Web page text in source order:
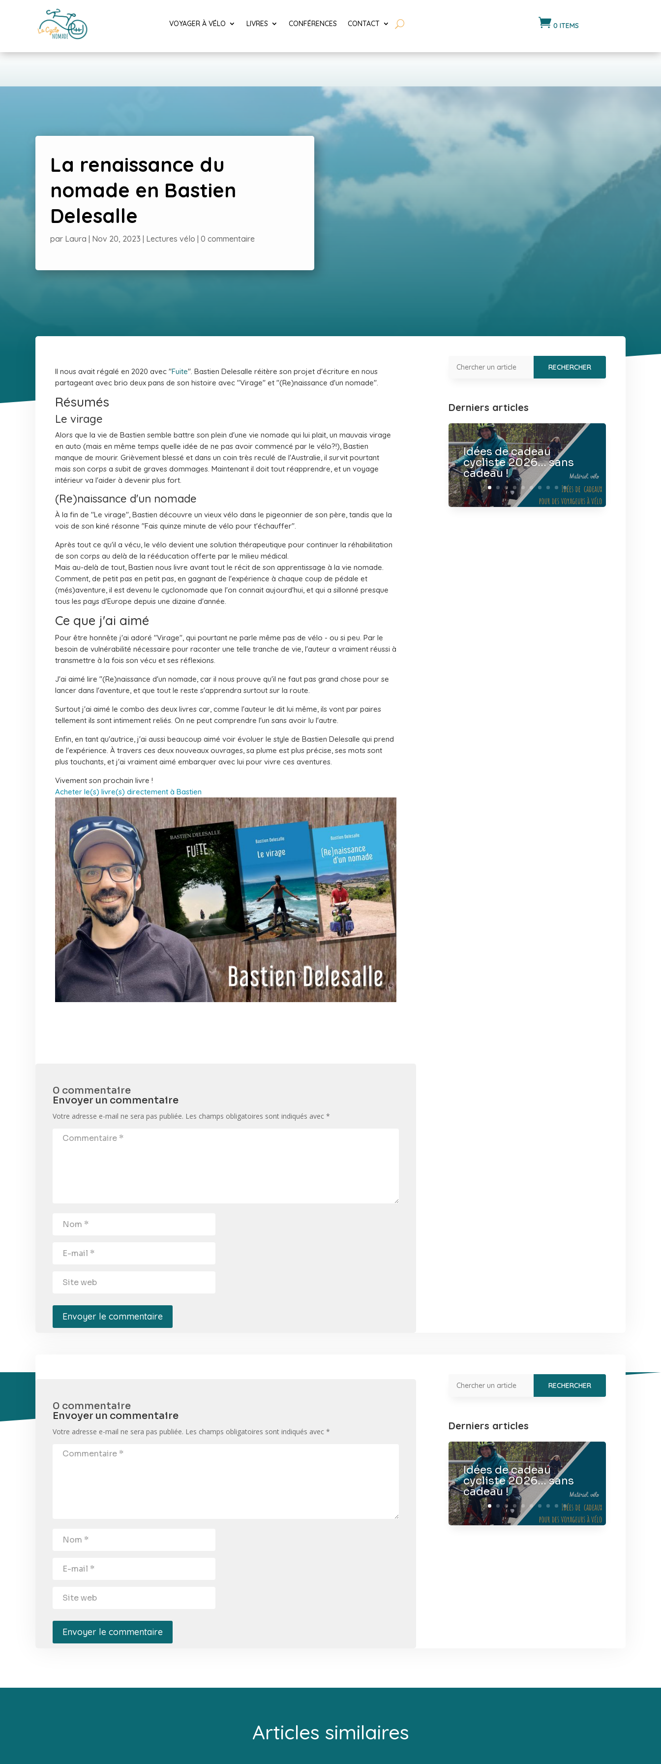
VOYAGER À VÉLO LIVRES CONFÉRENCES CONTACT  0 ITEMS
La renaissance du
nomade en Bastien
Delesalle
par Laura Nov 20, 2023 Lectures vélo 0 commentaire
Il nous avait régalé en 2020 avec "Fuite". Bastien Delesalle réitère son projet d'écriture en nous
partageant avec brio deux pans de son histoire avec "Virage" et "(Re)naissance d'un nomade".
Résumés
Le virage
Alors que la vie de Bastien semble battre son plein d'une vie nomade qui lui plait, un mauvais virage
en auto (mais en même temps quelle idée de ne pas avoir commencé par le vélo?!), Bastien
manque de mourir. Grièvement blessé et dans un coin très reculé de l'Australie, il survit pourtant
mais son corps a subit de graves dommages. Maintenant il doit tout réapprendre, et un voyage
intérieur va l'aider à devenir plus fort.
(Re)naissance d'un nomade
À la fin de "Le virage", Bastien découvre un vieux vélo dans le pigeonnier de son père, tandis que la
vois de son kiné résonne "Fais quinze minute de vélo pour t'échauffer".
Après tout ce qu'il a vécu, le vélo devient une solution thérapeutique pour continuer la réhabilitation
de son corps au delà de la rééducation offerte par le milieu médical.
Mais au-delà de tout, Bastien nous livre avant tout le récit de son apprentissage à la vie nomade.
Comment, de petit pas en petit pas, en gagnant de l'expérience à chaque coup de pédale et
(més)aventure, il est devenu le cyclonomade que l'on connait aujourd'hui, et qui a sillonné presque
tous les pays d'Europe depuis une dizaine d'année.
Ce que j'ai aimé
Pour être honnête j'ai adoré "Virage", qui pourtant ne parle même pas de vélo - ou si peu. Par le
besoin de vulnérabilité nécessaire pour raconter une telle tranche de vie, l'auteur a vraiment réussi à
transmettre à la fois son vécu et ses réflexions.
J'ai aimé lire "(Re)naissance d'un nomade, car il nous prouve qu'il ne faut pas grand chose pour se
lancer dans l'aventure, et que tout le reste s'apprendra surtout sur la route.
Surtout j'ai aimé le combo des deux livres car, comme l'auteur le dit lui même, ils vont par paires
tellement ils sont intimement reliés. On ne peut comprendre l'un sans avoir lu l'autre.
Enfin, en tant qu'autrice, j'ai aussi beaucoup aimé voir évoluer le style de Bastien Delesalle qui prend
de l'expérience. À travers ces deux nouveaux ouvrages, sa plume est plus précise, ses mots sont
plus touchants, et j'ai vraiment aimé embarquer avec lui pour vivre ces aventures.
Vivement son prochain livre !
Acheter le(s) livre(s) directement à Bastien
0 commentaire
Envoyer un commentaire
Votre adresse e-mail ne sera pas publiée. Les champs obligatoires sont indiqués avec *
Envoyer le commentaire
Derniers articles
Idées de cadeau
cycliste 2026… sans
cadeau !
0 commentaire
Envoyer un commentaire
Votre adresse e-mail ne sera pas publiée. Les champs obligatoires sont indiqués avec *
Envoyer le commentaire
Derniers articles
Idées de cadeau
cycliste 2026… sans
cadeau !
Articles similaires